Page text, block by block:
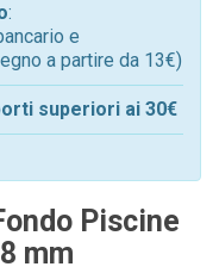
:
e
a partire da 13€)
superiori ai 30€
Piscine
mm